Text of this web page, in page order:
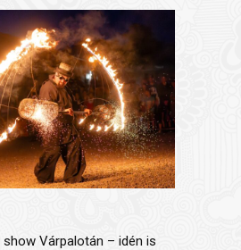
Várpalotán – idén is